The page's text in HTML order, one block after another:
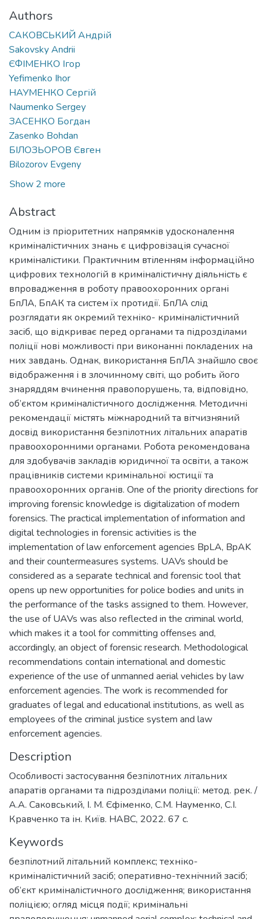
Authors
САКОВСЬКИЙ Андрій
Sakovsky Andrii
ЄФІМЕНКО Ігор
Yefimenko Ihor
НАУМЕНКО Сергій
Naumenko Sergey
ЗАСЕНКО Богдан
Zasenko Bohdan
БІЛОЗЬОРОВ Євген
Bilozorov Evgeny
Show 2 more
Abstract
Одним із пріоритетних напрямків удосконалення
криміналістичних знань є цифровізація сучасної
криміналістики. Практичним втіленням інформаційно
цифрових технологій в криміналістичну діяльність є
впровадження в роботу правоохоронних органі
БпЛА, БпАК та систем їх протидії. БпЛА слід
розглядати як окремий техніко- криміналістичний
засіб, що відкриває перед органами та підрозділами
поліції нові можливості при виконанні покладених на
них завдань. Однак, використання БпЛА знайшло своє
відображення і в злочинному світі, що робить його
знаряддям вчинення правопорушень, та, відповідно,
об’єктом криміналістичного дослідження. Методичні
рекомендації містять міжнародний та вітчизняний
досвід використання безпілотних літальних апаратів
правоохоронними органами. Робота рекомендована
для здобувачів закладів юридичної та освіти, а також
працівників системи кримінальної юстиції та
правоохоронних органів. One of the priority directions for
improving forensic knowledge is digitalization of modern
forensics. The practical implementation of information and
digital technologies in forensic activities is the
implementation of law enforcement agencies BpLA, BpAK
and their countermeasures systems. UAVs should be
considered as a separate technical and forensic tool that
opens up new opportunities for police bodies and units in
the performance of the tasks assigned to them. However,
the use of UAVs was also reflected in the criminal world,
which makes it a tool for committing offenses and,
accordingly, an object of forensic research. Methodological
recommendations contain international and domestic
experience of the use of unmanned aerial vehicles by law
enforcement agencies. The work is recommended for
graduates of legal and educational institutions, as well as
employees of the criminal justice system and law
enforcement agencies.
Description
Особливості застосування безпілотних літальних
апаратів органами та підрозділами поліції: метод. рек. /
А.А. Саковський, І. М. Єфіменко, С.М. Науменко, С.І.
Кравченко та ін. Київ. НАВС, 2022. 67 с.
Keywords
безпілотний літальний комплекс; техніко-
криміналістичний засіб; оперативно-технічний засіб;
об’єкт криміналістичного дослідження; використання
поліцією; огляд місця події; кримінальні